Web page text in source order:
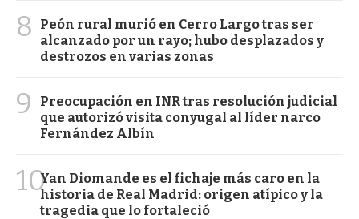
8
Peón rural murió en Cerro Largo tras ser
alcanzado por un rayo; hubo desplazados y
destrozos en varias zonas
9
Preocupación en INR tras resolución judicial
que autorizó visita conyugal al líder narco
Fernández Albín
10Yan Diomande es el fichaje más caro en la
historia de Real Madrid: origen atípico y la
tragedia que lo fortaleció